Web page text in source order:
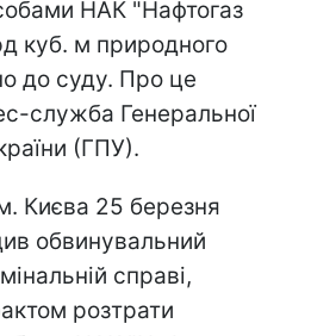
НАК "Нафтогаз
куб. м природного
до суду. Про це
служба Генеральної
(ГПУ).
Києва 25 березня
обвинувальний
справі,
розтрати